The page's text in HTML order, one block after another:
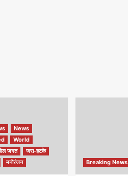
News
World
जगत
जरा-हटके
मनोरंजन Breaking News